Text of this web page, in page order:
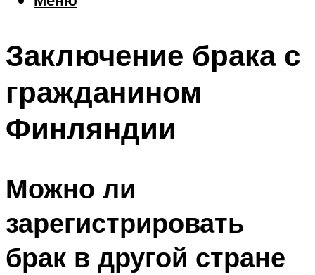
Шоппинг
Меню
Заключение брака с
гражданином
Финляндии
Можно ли
зарегистрировать
брак в другой стране